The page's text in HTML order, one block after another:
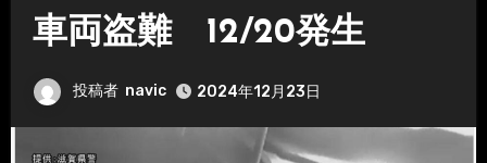
車両盗難 12/20発生
投稿者 navic 2024年12月23日